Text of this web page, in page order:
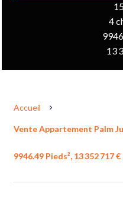
4
13
Accueil
Vente Appartement Palm
9946.49 Pieds², 13 352 717 €